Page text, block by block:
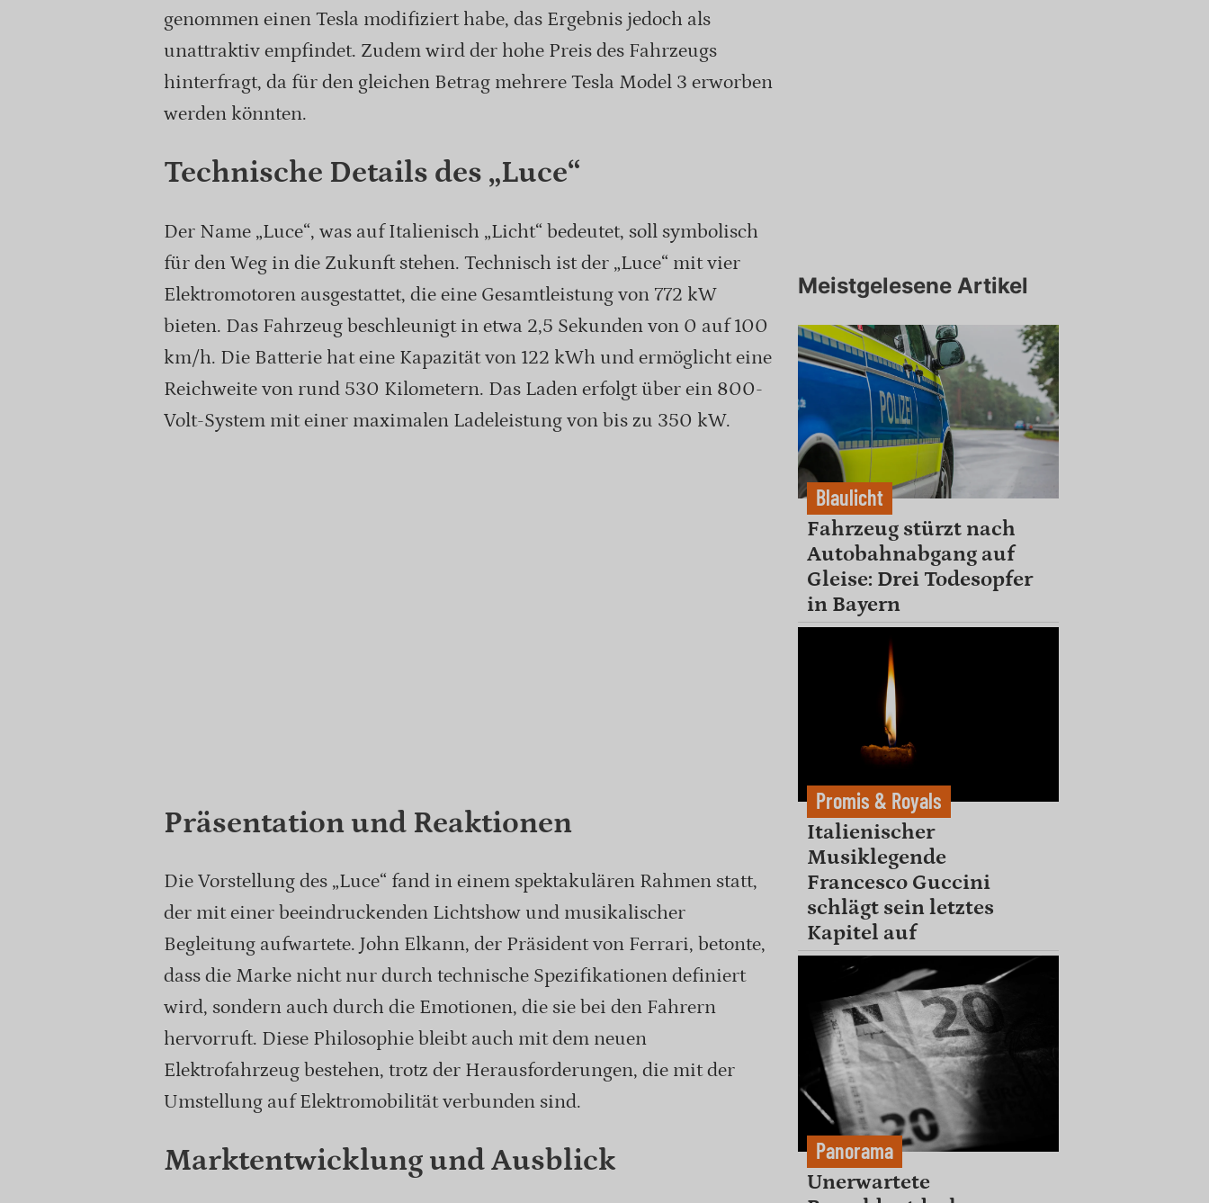
genommen einen Tesla modifiziert habe, das Ergebnis jedoch als
unattraktiv empfindet. Zudem wird der hohe Preis des Fahrzeugs
hinterfragt, da für den gleichen Betrag mehrere Tesla Model 3 erworben
werden könnten.
Technische Details des „Luce“
Der Name „Luce“, was auf Italienisch „Licht“ bedeutet, soll symbolisch
für den Weg in die Zukunft stehen. Technisch ist der „Luce“ mit vier
Elektromotoren ausgestattet, die eine Gesamtleistung von 772 kW
bieten. Das Fahrzeug beschleunigt in etwa 2,5 Sekunden von 0 auf 100
km/h. Die Batterie hat eine Kapazität von 122 kWh und ermöglicht eine
Reichweite von rund 530 Kilometern. Das Laden erfolgt über ein 800-
Volt-System mit einer maximalen Ladeleistung von bis zu 350 kW.
Präsentation und Reaktionen
Die Vorstellung des „Luce“ fand in einem spektakulären Rahmen statt,
der mit einer beeindruckenden Lichtshow und musikalischer
Begleitung aufwartete. John Elkann, der Präsident von Ferrari, betonte,
dass die Marke nicht nur durch technische Spezifikationen definiert
wird, sondern auch durch die Emotionen, die sie bei den Fahrern
hervorruft. Diese Philosophie bleibt auch mit dem neuen
Elektrofahrzeug bestehen, trotz der Herausforderungen, die mit der
Umstellung auf Elektromobilität verbunden sind.
Marktentwicklung und Ausblick
Meistgelesene Artikel
Blaulicht
Fahrzeug stürzt nach
Autobahnabgang auf
Gleise: Drei Todesopfer
in Bayern
Promis & Royals
Italienischer
Musiklegende
Francesco Guccini
schlägt sein letztes
Kapitel auf
Panorama
Unerwartete